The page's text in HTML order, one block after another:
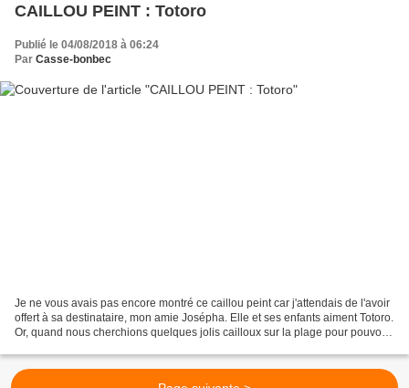
CAILLOU PEINT : Totoro
Publié le 04/08/2018 à 06:24
Par Casse-bonbec
Je ne vous avais pas encore montré ce caillou peint car j'attendais de l'avoir
offert à sa destinataire, mon amie Josépha. Elle et ses enfants aiment Totoro.
Or, quand nous cherchions quelques jolis cailloux sur la plage pour pouvoir